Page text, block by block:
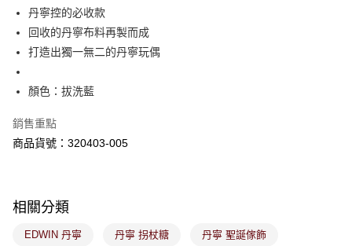
※ 交易是否成功請以「AFTEE先享後付 」之結帳頁面顯示為準，若有關於
是否繳費成功／繳費後需取消欲退款等相關疑問，請聯繫「AFTEE先享後付
客戶支援中心」https://netprotections.freshdesk.com/support/home
１．透過由恩沛科技股份有限公司提供之「AFTEE先享後付」服務完成之交
易，需依本服務之必要範圍內提供個人資料，並將交易相關給付款項請求債
２．關於個人資料處理事宜，請瀏覽以下網址：
３．未成年的使用者請事先徵得法定代理人或監護人之同意方可使用
時審查核予不同之上限額度；若仍有額度不足之情形，本公司將視審查結果
５．嚴禁一人註冊多個帳號或使用他人資訊註冊。若發現惡意使用之情形，
付款後萊爾富取貨
免運費
7-11取貨付款
免運費
免運費
付款後門市取貨
免運費
丹寧控的必收款
回收的丹寧布料再製而成
打造出獨一無二的丹寧玩偶
顏色：拔洗藍
銷售重點
商品貨號：320403-005
相關分類
EDWIN 丹寧 丹寧 拐杖糖 丹寧 聖誕傢飾